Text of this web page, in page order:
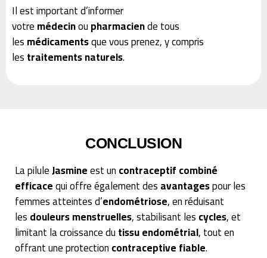
Il est important d’informer
votremédecinoupharmaciende tous
lesmédicamentsque vous prenez, y compris
lestraitements naturels.
CONCLUSION
La piluleJasmineest uncontraceptif combiné
efficacequi offre également desavantagespour les
femmes atteintes d’endométriose, en réduisant
lesdouleurs menstruelles, stabilisant lescycles, et
limitant la croissance dutissu endométrial, tout en
offrant une protectioncontraceptive fiable.